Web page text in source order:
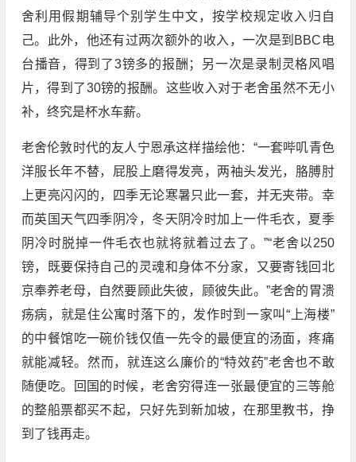
舍利用假期辅导个别学生中文，按学校规定收入归自
己。此外，他还有过两次额外的收入，一次是到BBC电
台播音，得到了3镑多的报酬；另一次是录制灵格风唱
片，得到了30镑的报酬。这些收入对于老舍虽然不无小
补，终究是杯水车薪。
老舍伦敦时代的友人宁恩承这样描绘他：“一套哔叽青色
洋服长年不替，屁股上磨得发亮，两袖头发光，胳膊肘
上更亮闪闪的，四季无论寒暑只此一套，并无夹带。幸
而英国天气四季阴冷，冬天阴冷时加上一件毛衣，夏季
阴冷时脱掉一件毛衣也就将就着过去了。”“老舍以250
镑，既要保持自己的灵魂和身体不分家，又要寄钱回北
京奉养老母，自然要顾此失彼，顾彼失此。”老舍的胃溃
疡病，就是住公寓时落下的，发作时到一家叫“上海楼”
的中餐馆吃一碗价钱仅值一先令的最便宜的汤面，疼痛
就能减轻。然而，就连这么廉价的“特效药”老舍也不敢
随便吃。回国的时候，老舍穷得连一张最便宜的三等舱
的整船票都买不起，只好先到新加坡，在那里教书，挣
到了钱再走。